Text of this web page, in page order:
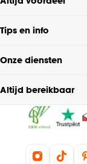
Tips en info
Onze diensten
Altijd bereikbaar